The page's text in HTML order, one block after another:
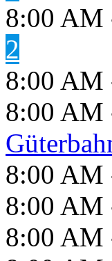
8:00 AM
2
8:00 AM
8:00 AM
8:00 AM
8:00 AM
8:00 AM